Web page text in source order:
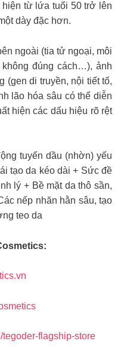
từ lứa tuổi 50 trở lên
dày đặc hơn.
ngoài (tia tử ngoại, môi
đúng cách…), ảnh
(gen di truyền, nội tiết tố,
lão hóa sâu có thể diễn
hiện các dấu hiệu rõ rệt
tuyến dầu (nhờn) yếu
tạo da kéo dài + Sức đề
lý + Bề mặt da thô sần,
nếp nhăn hằn sâu, tạo
teo da
flagship-store